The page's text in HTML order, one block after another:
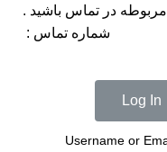
مربوطه در تماس باشید .
شماره تماس :
Log In